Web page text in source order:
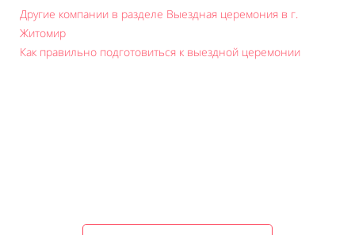
Другие компании в разделе Выездная церемония в г.
Житомир
Как правильно подготовиться к выездной церемонии